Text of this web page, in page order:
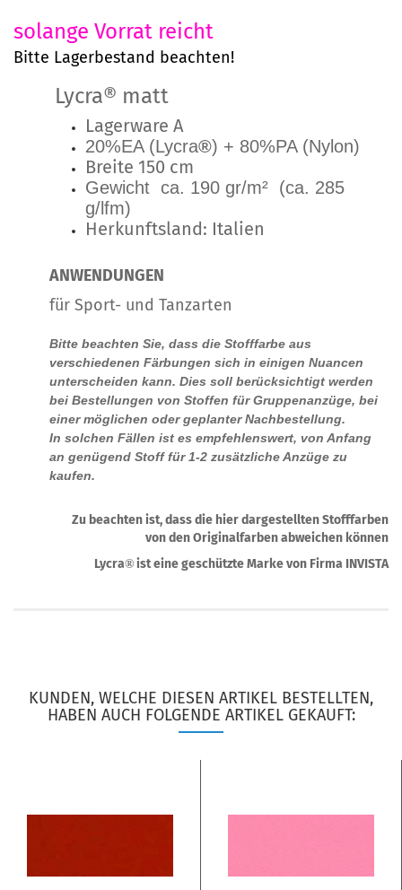
solange Vorrat reicht
Bitte Lagerbestand beachten!
Lycra® matt
Lagerware A
20%EA (Lycra®) + 80%PA (Nylon)
Breite 150 cm
Gewicht ca. 190 gr/m² (ca. 285
g/lfm)
Herkunftsland: Italien
ANWENDUNGEN
für Sport- und Tanzarten
Bitte beachten Sie, dass die Stofffarbe aus
verschiedenen Färbungen sich in einigen Nuancen
unterscheiden kann. Dies soll berücksichtigt werden
bei Bestellungen von Stoffen für Gruppenanzüge, bei
einer möglichen oder geplanter Nachbestellung.
In solchen Fällen ist es empfehlenswert, von Anfang
an genügend Stoff für 1-2 zusätzliche Anzüge zu
kaufen.
Zu beachten ist, dass die hier dargestellten Stofffarben
von den Originalfarben abweichen können
Lycra® ist eine geschützte Marke von Firma INVISTA
KUNDEN, WELCHE DIESEN ARTIKEL BESTELLTEN,
HABEN AUCH FOLGENDE ARTIKEL GEKAUFT: